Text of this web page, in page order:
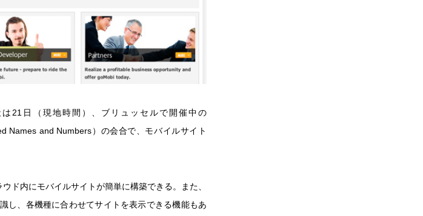
21日（現地時間）、ブリュッセルで開催中の
Names and Numbers）の会合で、モバイルサイト
ド内にモバイルサイトが簡単に構築できる。また、
し、各機種に合わせてサイトを表示できる機能もあ